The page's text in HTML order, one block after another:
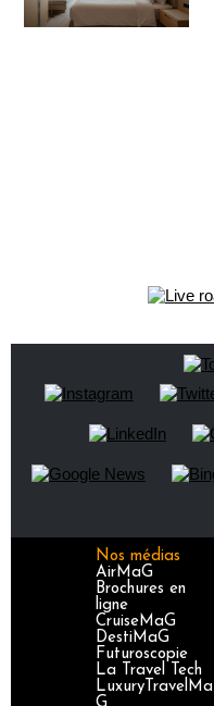
Nos médias
AirMaG
Brochures en
ligne
CruiseMaG
DestiMaG
Futuroscopie
La Travel Tech
LuxuryTravelMa